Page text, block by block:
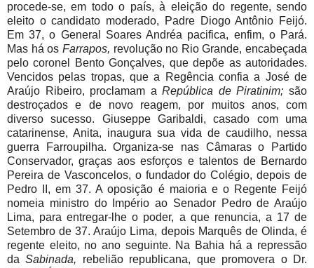
procede-se, em todo o país, à eleição do regente, sendo
eleito o candidato moderado, Padre Diogo Antônio Feijó.
Em 37, o General Soares Andréa pacifica, enfim, o Pará.
Mas há os Farrapos, revolução no Rio Grande, encabeçada
pelo coronel Bento Gonçalves, que depõe as autoridades.
Vencidos pelas tropas, que a Regência confia a José de
Araújo Ribeiro, proclamam a República de Piratinim; são
destroçados e de novo reagem, por muitos anos, com
diverso sucesso. Giuseppe Garibaldi, casado com uma
catarinense, Anita, inaugura sua vida de caudilho, nessa
guerra Farroupilha. Organiza-se nas Câmaras o Partido
Conservador, graças aos esforços e talentos de Bernardo
Pereira de Vasconcelos, o fundador do Colégio, depois de
Pedro II, em37. A oposição é maioria e o Regente Feijó
nomeia ministro do Império ao Senador Pedro de Araújo
Lima, para entregar-lhe o poder, a que renuncia, a 17 de
Setembro de 37. Araújo Lima, depois Marquês de Olinda, é
regente eleito, no ano seguinte. Na Bahia há a repressão
da Sabinada,
rebelião republicana, que promovera o Dr.